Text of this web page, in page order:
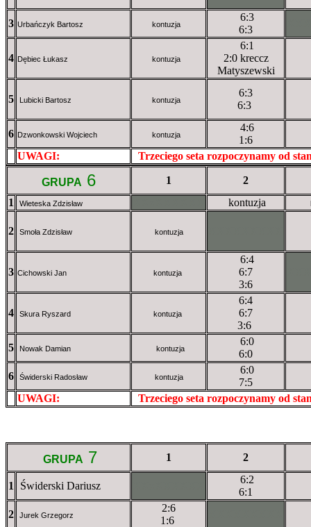
3 Urbańczyk Bartosz kontuzja
6:3
6:3
4 Dębiec Łukasz kontuzja
6:1
2:0 kreccz
Matyszewski
5 Lubicki Bartosz kontuzja
6:3
6:3
6 Dzwonkowski Wojciech kontuzja
4:6
1:6
UWAGI:
Trzeciego seta rozpoczynamy od
GRUPA 6 1
2
1
Wieteska Zdzisław kontuzja
2 Smoła Zdzisław kontuzja
3 Cichowski Jan kontuzja
6:4
6:7
3:6
4 Skura Ryszard kontuzja
6:4
6:7
3:6
5
Nowak Damian kontuzja
6:0
6:0
6
Świderski Radosław kontuzja
6:0
7:5
UWAGI:
Trzeciego seta rozpoczynamy od
GRUPA 7 1 2
1 Świderski Dariusz
6:2
6:1
2
Jurek Grzegorz
2:6
1:6